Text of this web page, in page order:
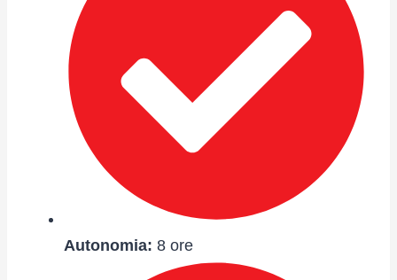
Autonomia: 8 ore